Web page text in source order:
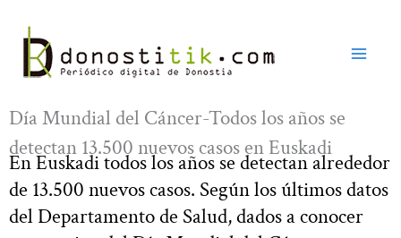
contenido
Día Mundial del Cáncer-Todos los años se
detectan 13.500 nuevos casos en Euskadi
En Euskadi todos los años se detectan alrededor
de 13.500 nuevos casos. Según los últimos datos
del Departamento de Salud, dados a conocer